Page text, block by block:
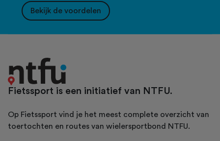
Bekijk de voordelen
Fietssport is een initiatief van NTFU.
Op Fietssport vind je het meest complete overzicht van
toertochten en routes van wielersportbond NTFU.